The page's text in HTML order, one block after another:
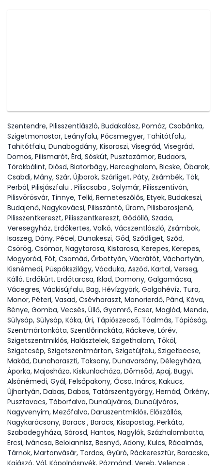
Szentendre, Pilisszentlászló, Budakalász, Pomáz, Csobánka,
Szigetmonostor, Leányfalu, Pócsmegyer, Tahitótfalu,
Tahitótfalu, Dunabogdány, Kisoroszi, Visegrád, Visegrád,
Dömös, Pilismarót, Érd, Sóskút, Pusztazámor, Budaörs,
Törökbálint, Diósd, Biatorbágy, Herceghalom, Bicske, Óbarok,
Csabdi, Mány, Szár, Újbarok, Szárliget, Páty, Zsámbék, Tök,
Perbál, Pilisjászfalu , Piliscsaba , Solymár, Pilisszentiván,
Pilisvörösvár, Tinnye, Telki, Remeteszőlős, Etyek, Budakeszi,
Budajenő, Nagykovácsi, Pilisszántó, Üröm, Pilisborosjenő,
Pilisszentkereszt, Pilisszentkereszt, Gödöllő, Szada,
Veresegyház, Erdőkertes, Valkó, Vácszentlászló, Zsámbok,
Isaszeg, Dány, Pécel, Dunakeszi, Göd, Sződliget, Sződ,
Csörög, Csömör, Nagytarcsa, Kistarcsa, Kerepes, Kerepes,
Mogyoród, Fót, Csomád, Őrbottyán, Vácrátót, Váchartyán,
Kisnémedi, Püspökszilágy, Vácduka, Aszód, Kartal, Verseg,
Kálló, Erdőkürt, Erdőtarcsa, Iklad, Domony, Galgamácsa,
Vácegres, Váckisújfalu, Bag, Hévízgyörk, Galgahévíz, Tura,
Monor, Péteri, Vasad, Csévharaszt, Monorierdő, Pánd, Káva,
Bénye, Gomba, Vecsés, Üllő, Gyömrő, Ecser, Maglód, Mende,
Sülysáp, Sülysáp, Kóka, Úri, Tápiószecső, Tóalmás, Tápióság,
Szentmártonkáta, Szentlőrinckáta, Ráckeve, Lórév,
Szigetszentmiklós, Halásztelek, Szigethalom, Tököl,
Szigetcsép, Szigetszentmárton, Szigetújfalu, Szigetbecse,
Makád, Dunaharaszti, Taksony, Dunavarsány, Délegyháza,
Áporka, Majosháza, Kiskunlacháza, Dömsöd, Apaj, Bugyi,
Alsónémedi, Gyál, Felsőpakony, Ócsa, Inárcs, Kakucs,
Újhartyán, Dabas, Dabas, Tatárszentgyörgy, Hernád, Örkény,
Pusztavacs, Táborfalva, Dunaújváros, Dunaújváros,
Nagyvenyim, Mezőfalva, Daruszentmiklós, Előszállás,
Nagykarácsony, Baracs , Baracs, Kisapostag, Perkáta,
Szabadegyháza, Sárosd, Hantos, Nagylók, Százhalombatta,
Ercsi, Iváncsa, Beloiannisz, Besnyő, Adony, Kulcs, Rácalmás,
Tárnok, Martonvásár, Tordas, Gyúró, Ráckeresztúr, Baracska,
Kajászó, Vál, Kápolnásnyék, Pázmánd, Vereb, Velence ,